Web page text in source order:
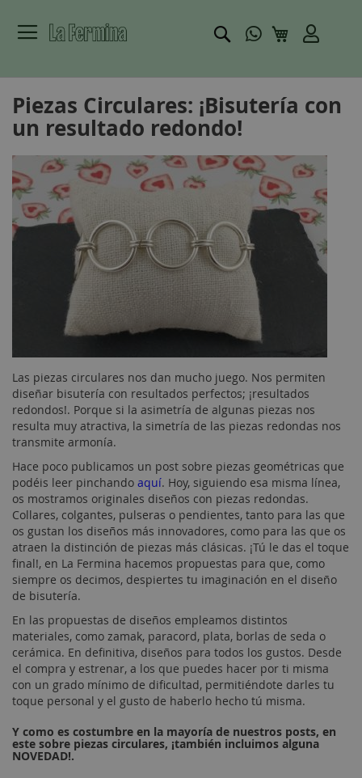
Buscar Mi carrito
Piezas Circulares: ¡Bisutería con
un resultado redondo!
Las piezas circulares nos dan mucho juego. Nos permiten
diseñar bisutería con resultados perfectos; ¡resultados
redondos!. Porque si la asimetría de algunas piezas nos
resulta muy atractiva, la simetría de las piezas redondas nos
transmite armonía.
Hace poco publicamos un post sobre piezas geométricas que
podéis leer pinchando aquí. Hoy, siguiendo esa misma línea,
os mostramos originales diseños con piezas redondas.
Collares, colgantes, pulseras o pendientes, tanto para las que
os gustan los diseños más innovadores, como para las que os
atraen la distinción de piezas más clásicas. ¡Tú le das el toque
final!, en La Fermina hacemos propuestas para que, como
siempre os decimos, despiertes tu imaginación en el diseño
de bisutería.
En las propuestas de diseños empleamos distintos
materiales, como zamak, paracord, plata, borlas de seda o
cerámica. En definitiva, diseños para todos los gustos. Desde
el compra y estrenar, a los que puedes hacer por ti misma
con un grado mínimo de dificultad, permitiéndote darles tu
toque personal y el gusto de haberlo hecho tú misma.
Y como es costumbre en la mayoría de nuestros posts, en
este sobre piezas circulares, ¡también incluimos alguna
NOVEDAD!.